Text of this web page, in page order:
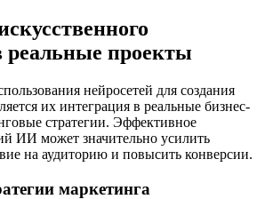
реальные проекты
нейросетей для создания
их интеграция в реальные бизнес-
стратегии. Эффективное
ИИ может значительно усилить
на аудиторию и повысить конверсии.
маркетинга